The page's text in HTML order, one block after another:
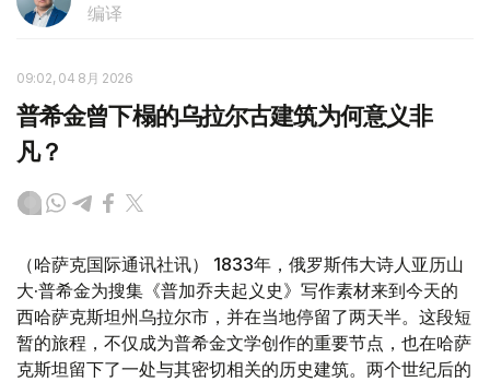
编译
09:02, 04 8月 2026
普希金曾下榻的乌拉尔古建筑为何意义非
凡？
（哈萨克国际通讯社讯） 1833年，俄罗斯伟大诗人亚历山
大·普希金为搜集《普加乔夫起义史》写作素材来到今天的
西哈萨克斯坦州乌拉尔市，并在当地停留了两天半。这段短
暂的旅程，不仅成为普希金文学创作的重要节点，也在哈萨
克斯坦留下了一处与其密切相关的历史建筑。两个世纪后的